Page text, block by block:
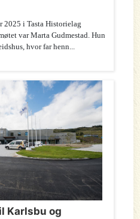
i Tasta Historielag
var Marta Gudmestad. Hun
hvor far henn...
Karlsbu og